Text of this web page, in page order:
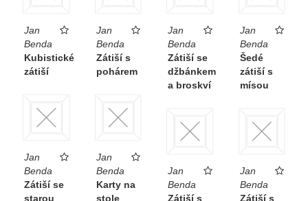
Jan
Benda
Kubistické
zátiší
Jan
Benda
Zátiší s
pohárem
Jan
Benda
Zátiší se
džbánkem
a broskví
Jan
Benda
Šedé
zátiší s
mísou
Jan
Benda
Zátiší se
starou
Jan
Benda
Karty na
stole
Jan
Benda
Zátiší s
Jan
Benda
Zátiší s